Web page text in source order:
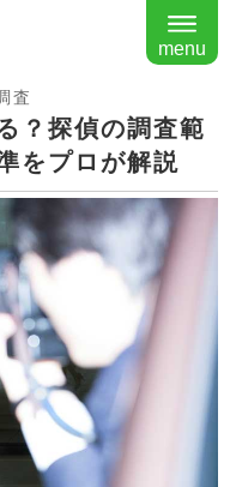
menu
査
？探偵の調査範
をプロが解説